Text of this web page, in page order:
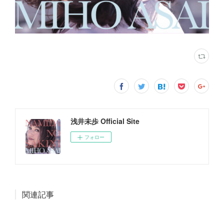
浅井未歩 Official Site
フォロー
関連記事